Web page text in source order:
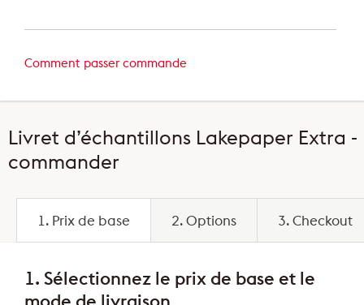
Comment passer commande
Livret d’échantillons Lakepaper Extra -
commander
1. Prix de base 2. Options 3. Checkout
1. Sélectionnez le prix de base et le